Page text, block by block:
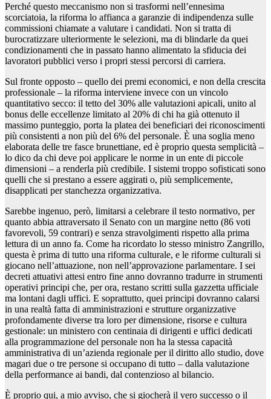
Perché questo meccanismo non si trasformi nell’ennesima
scorciatoia, la riforma lo affianca a garanzie di indipendenza sulle
commissioni chiamate a valutare i candidati. Non si tratta di
burocratizzare ulteriormente le selezioni, ma di blindarle da quei
condizionamenti che in passato hanno alimentato la sfiducia dei
lavoratori pubblici verso i propri stessi percorsi di carriera.
Sul fronte opposto – quello dei premi economici, e non della crescita
professionale – la riforma interviene invece con un vincolo
quantitativo secco: il tetto del 30% alle valutazioni apicali, unito al
bonus delle eccellenze limitato al 20% di chi ha già ottenuto il
massimo punteggio, porta la platea dei beneficiari dei riconoscimenti
più consistenti a non più del 6% del personale. È una soglia meno
elaborata delle tre fasce brunettiane, ed è proprio questa semplicità –
lo dico da chi deve poi applicare le norme in un ente di piccole
dimensioni – a renderla più credibile. I sistemi troppo sofisticati sono
quelli che si prestano a essere aggirati o, più semplicemente,
disapplicati per stanchezza organizzativa.
Sarebbe ingenuo, però, limitarsi a celebrare il testo normativo, per
quanto abbia attraversato il Senato con un margine netto (86 voti
favorevoli, 59 contrari) e senza stravolgimenti rispetto alla prima
lettura di un anno fa. Come ha ricordato lo stesso ministro Zangrillo,
questa è prima di tutto una riforma culturale, e le riforme culturali si
giocano nell’attuazione, non nell’approvazione parlamentare. I sei
decreti attuativi attesi entro fine anno dovranno tradurre in strumenti
operativi principi che, per ora, restano scritti sulla gazzetta ufficiale
ma lontani dagli uffici. E soprattutto, quei principi dovranno calarsi
in una realtà fatta di amministrazioni e strutture organizzative
profondamente diverse tra loro per dimensione, risorse e cultura
gestionale: un ministero con centinaia di dirigenti e uffici dedicati
alla programmazione del personale non ha la stessa capacità
amministrativa di un’azienda regionale per il diritto allo studio, dove
magari due o tre persone si occupano di tutto – dalla valutazione
della performance ai bandi, dal contenzioso al bilancio.
È proprio qui, a mio avviso, che si giocherà il vero successo o il